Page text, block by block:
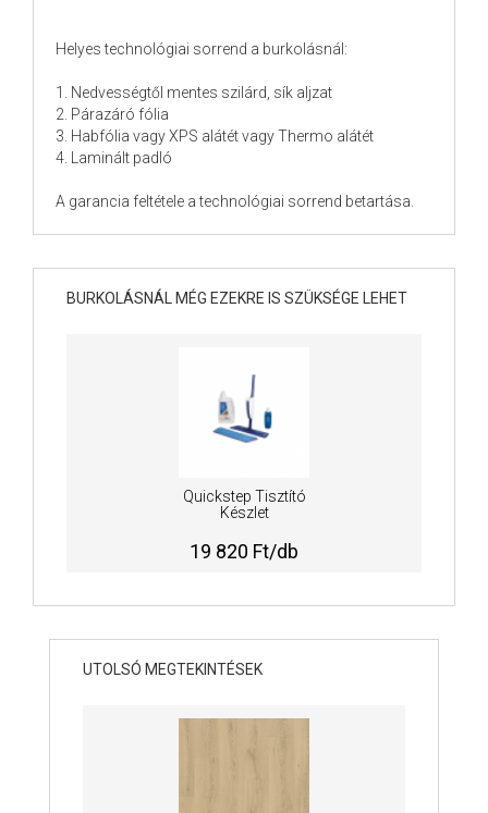
Helyes technológiai sorrend a burkolásnál:
1. Nedvességtől mentes szilárd, sík aljzat
2. Párazáró fólia
3. Habfólia vagy XPS alátét vagy Thermo alátét
4. Laminált padló
A garancia feltétele a technológiai sorrend betartása.
BURKOLÁSNÁL MÉG EZEKRE IS SZÜKSÉGE LEHET
Quickstep Tisztító
Készlet
19 820 Ft/db
UTOLSÓ MEGTEKINTÉSEK